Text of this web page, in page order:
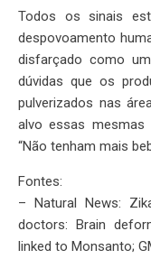
Todos os sinais
despovoamento
disfarçado como
dúvidas que os
pulverizados nas
alvo essas mesmas
“Não tenham mais
Fontes:
– Natural News:
doctors: Brain
linked to Monsanto;